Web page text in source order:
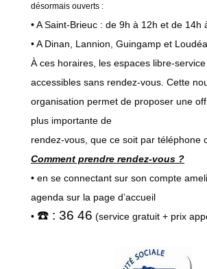
désormais ouverts :
• A Saint-Brieuc : de 9h à 12h et de 14h
• A Dinan, Lannion, Guingamp et
À ces horaires, les espaces libre-
accessibles sans rendez-vous. Cette
organisation permet de proposer une
plus importante de
rendez-vous, que ce soit par téléphone
Comment prendre rendez-vous ?
• en se connectant sur son compte
agenda sur la page d’accueil
• ☎️ : 36 46 (service gratuit + prix